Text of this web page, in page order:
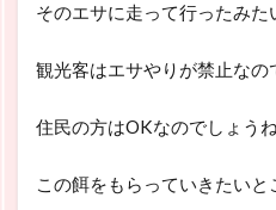
そのエサに走って行ったみた
観光客はエサやりが禁止なの
住民の方はOKなのでしょう
この餌をもらっていきたいと